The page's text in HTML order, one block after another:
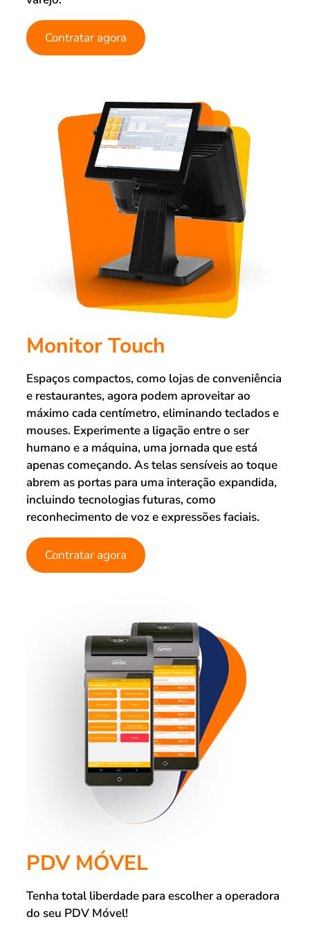
Contratar agora
Monitor Touch
Espaços compactos, como lojas de conveniência
e restaurantes, agora podem aproveitar ao
máximo cada centímetro, eliminando teclados e
mouses. Experimente a ligação entre o ser
humano e a máquina, uma jornada que está
apenas começando. As telas sensíveis ao toque
abrem as portas para uma interação expandida,
incluindo tecnologias futuras, como
reconhecimento de voz e expressões faciais.
Contratar agora
PDV MÓVEL
Tenha total liberdade para escolher a operadora
do seu PDV Móvel!